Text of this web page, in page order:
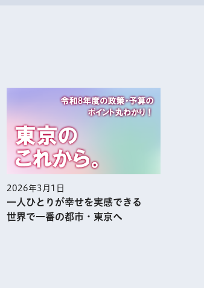
2026年3月1日
一人ひとりが幸せを実感できる
世界で一番の都市・東京へ